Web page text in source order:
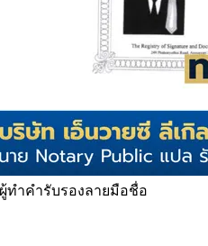
ทำคำรับรองลายมือชื่อ